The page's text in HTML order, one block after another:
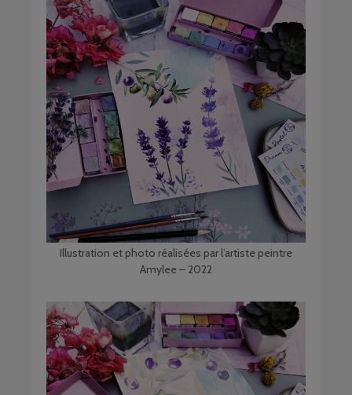
Illustration et photo réalisées par l’artiste peintre
Amylee – 2022